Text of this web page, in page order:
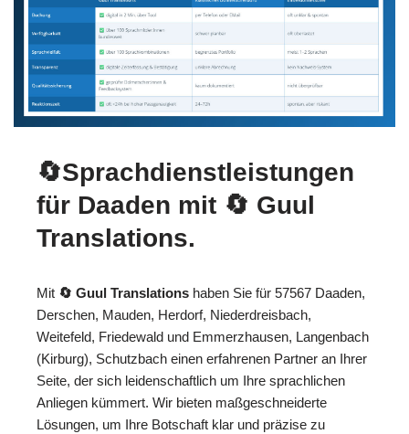
🔄Sprachdienstleistungen
für Daaden mit 🔄 Guul
Translations.
Mit 🔄 Guul Translations haben Sie für 57567 Daaden,
Derschen, Mauden, Herdorf, Niederdreisbach,
Weitefeld, Friedewald und Emmerzhausen, Langenbach
(Kirburg), Schutzbach einen erfahrenen Partner an Ihrer
Seite, der sich leidenschaftlich um Ihre sprachlichen
Anliegen kümmert. Wir bieten maßgeschneiderte
Lösungen, um Ihre Botschaft klar und präzise zu